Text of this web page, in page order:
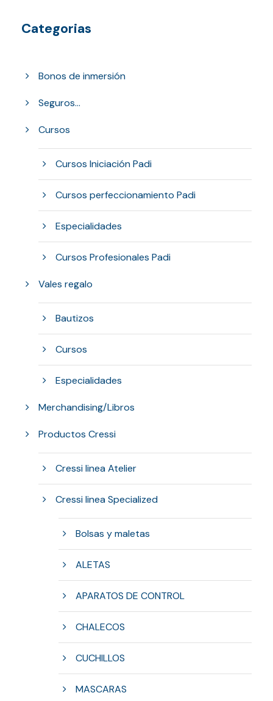
Categorias
Bonos de inmersión
Seguros...
Cursos
Cursos Iniciación Padi
Cursos perfeccionamiento Padi
Especialidades
Cursos Profesionales Padi
Vales regalo
Bautizos
Cursos
Especialidades
Merchandising/Libros
Productos Cressi
Cressi linea Atelier
Cressi linea Specialized
Bolsas y maletas
ALETAS
APARATOS DE CONTROL
CHALECOS
CUCHILLOS
MASCARAS